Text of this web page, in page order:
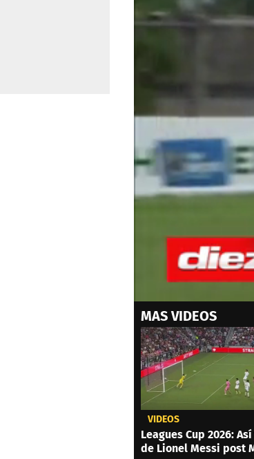
seconds
of
secondsVolume
0%
MAS VIDEOS
VIDEOS
Leagues Cup 2026:
de Lionel Messi post